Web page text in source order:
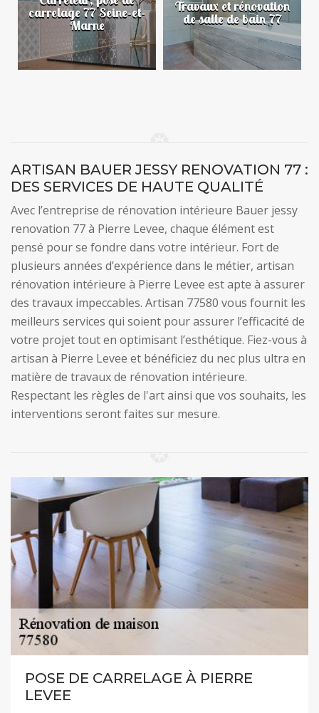
carrelage 77 Seine-et-
Marne
Travaux et rénovation
de salle de bain 77
ARTISAN BAUER JESSY RENOVATION 77 :
DES SERVICES DE HAUTE QUALITÉ
Avec l’entreprise de rénovation intérieure Bauer jessy
renovation 77 à Pierre Levee, chaque élément est
pensé pour se fondre dans votre intérieur. Fort de
plusieurs années d’expérience dans le métier, artisan
rénovation intérieure à Pierre Levee est apte à assurer
des travaux impeccables. Artisan 77580 vous fournit les
meilleurs services qui soient pour assurer l’efficacité de
votre projet tout en optimisant l’esthétique. Fiez-vous à
artisan à Pierre Levee et bénéficiez du nec plus ultra en
matière de travaux de rénovation intérieure.
Respectant les règles de l'art ainsi que vos souhaits, les
interventions seront faites sur mesure.
POSE DE CARRELAGE À PIERRE
LEVEE